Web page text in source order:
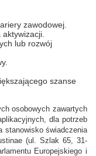
zawodowej.
lub rozwój
szanse
osobowych zawartych
dla potrzeb
stanowisko świadczenia
(ul. Szlak 65, 31-
Europejskiego i